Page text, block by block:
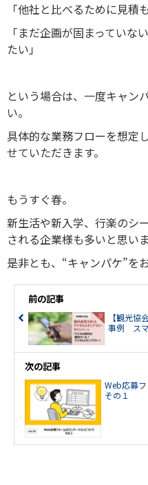
「他社と比べるために見積
「まだ企画が固まっていな
たい」
という場合は、一度キャン
い。
具体的な業務フローを想定
せていただきます。
もうすぐ春。
新生活や新入学、行楽のシ
される企業様も多いと思いま
是非とも、“キャンパケ”を
前の記事
【観光協
事例 スマ
次の記事
Web応募
その１